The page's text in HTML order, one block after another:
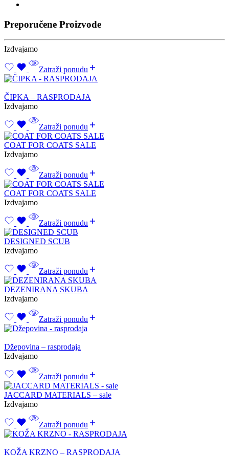
Preporučene Proizvode
Izdvajamo
Zatraži ponudu
ČIPKA – RASPRODAJA
Izdvajamo
Zatraži ponudu
COAT FOR COATS SALE
Izdvajamo
Zatraži ponudu
COAT FOR COATS SALE
Izdvajamo
Zatraži ponudu
DESIGNED SCUB
Izdvajamo
Zatraži ponudu
DEZENIRANA SKUBA
Izdvajamo
Zatraži ponudu
Džepovina – rasprodaja
Izdvajamo
Zatraži ponudu
JACCARD MATERIALS – sale
Izdvajamo
Zatraži ponudu
KOŽA KRZNO – RASPRODAJA